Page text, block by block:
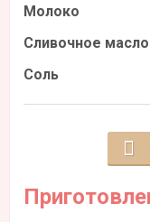
Молоко
Сливочное масло
Соль